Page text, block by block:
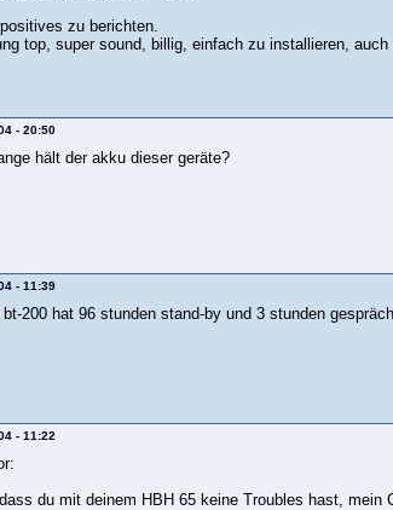
zu berichten.
top, super sound, billig, einfach zu installieren,
- 20:50
hält der akku dieser geräte?
- 11:39
200 hat 96 stunden stand-by und 3 stunden
- 11:22
du mit deinem HBH 65 keine Troubles hast, mein